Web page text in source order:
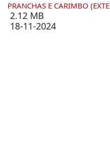
PRANCHAS E CARIMBO
2.12 MB
18-11-2024